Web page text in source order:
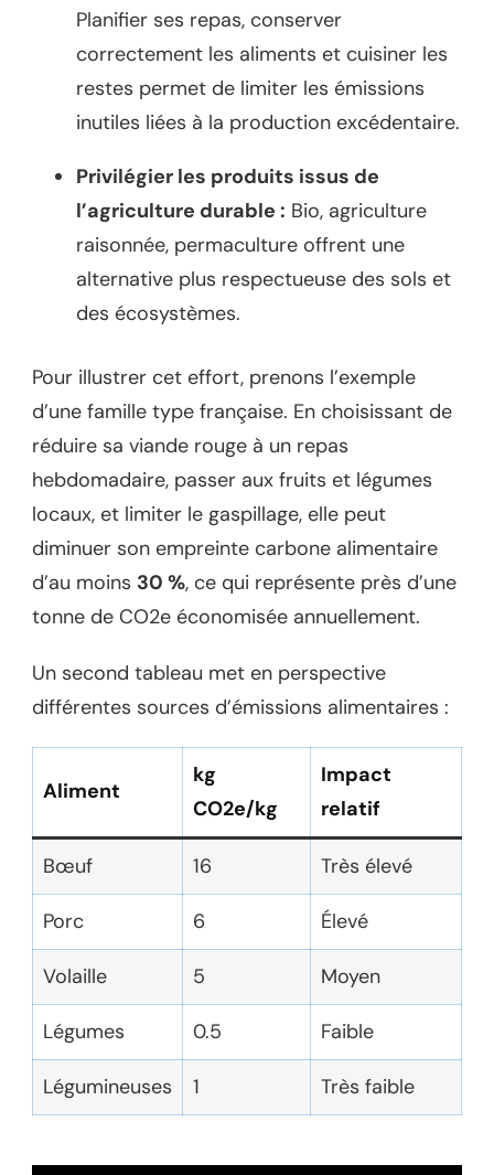
Planifier ses repas, conserver
correctement les aliments et cuisiner les
restes permet de limiter les émissions
inutiles liées à la production excédentaire.
Privilégier les produits issus de
l’agriculture durable : Bio, agriculture
raisonnée, permaculture offrent une
alternative plus respectueuse des sols et
des écosystèmes.
Pour illustrer cet effort, prenons l’exemple
d’une famille type française. En choisissant de
réduire sa viande rouge à un repas
hebdomadaire, passer aux fruits et légumes
locaux, et limiter le gaspillage, elle peut
diminuer son empreinte carbone alimentaire
d’au moins 30 %, ce qui représente près d’une
tonne de CO2e économisée annuellement.
Un second tableau met en perspective
différentes sources d’émissions alimentaires :
Aliment
kg
CO2e/kg
Impact
relatif
Bœuf 16 Très élevé
Porc 6 Élevé
Volaille 5 Moyen
Légumes 0.5 Faible
Légumineuses 1 Très faible